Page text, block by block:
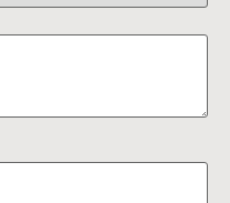
in diesem
speichern.